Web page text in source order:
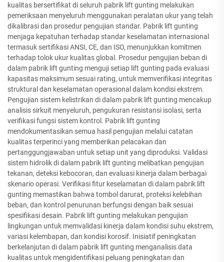
kualitas bersertifikat di seluruh pabrik lift gunting melakukan
pemeriksaan menyeluruh menggunakan peralatan ukur yang telah
dikalibrasi dan prosedur pengujian standar. Pabrik lift gunting
menjaga kepatuhan terhadap standar keselamatan internasional
termasuk sertifikasi ANSI, CE, dan ISO, menunjukkan komitmen
terhadap tolok ukur kualitas global. Prosedur pengujian beban di
dalam pabrik lift gunting menguji setiap lift gunting pada evaluasi
kapasitas maksimum sesuai rating, untuk memverifikasi integritas
struktural dan keselamatan operasional dalam kondisi ekstrem.
Pengujian sistem kelistrikan di dalam pabrik lift gunting mencakup
analisis sirkuit menyeluruh, pengukuran resistansi isolasi, serta
verifikasi fungsi sistem kontrol. Pabrik lift gunting
mendokumentasikan semua hasil pengujian melalui catatan
kualitas terperinci yang memberikan pelacakan dan
pertanggungjawaban untuk setiap unit yang diproduksi. Validasi
sistem hidrolik di dalam pabrik lift gunting melibatkan pengujian
tekanan, deteksi kebocoran, dan evaluasi kinerja dalam berbagai
skenario operasi. Verifikasi fitur keselamatan di dalam pabrik lift
gunting memastikan bahwa tombol darurat, proteksi kelebihan
beban, dan kontrol penurunan berfungsi dengan baik sesuai
spesifikasi desain. Pabrik lift gunting melakukan pengujian
lingkungan untuk memvalidasi kinerja dalam kondisi suhu ekstrem,
variasi kelembapan, dan kondisi korosif. Inisiatif peningkatan
berkelanjutan di dalam pabrik lift gunting menganalisis data
kualitas untuk mengidentifikasi peluang peningkatan dan